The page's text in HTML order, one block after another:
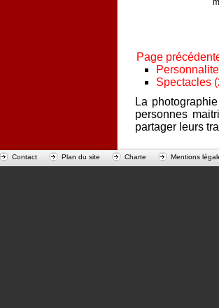
Page
Spectacles
La
personnes
partager leurs
Contact Plan du site Charte Mentions